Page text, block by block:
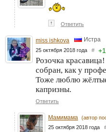
↑ Ответить
miss ishkova Истра
25 октября 2018 года # +1
Розочка
собран, как у
Тоже люблю
капризны.
Ответить
Мамимама (автор
25 октября 2018 года